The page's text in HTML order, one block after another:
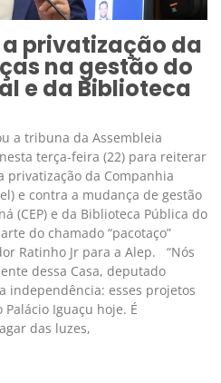
privatização da
na gestão do
e da Biblioteca
a tribuna da Assembleia
terça-feira (22) para reiterar
privatização da Companhia
e contra a mudança de gestão
(CEP) e da Biblioteca Pública do
do chamado “pacotaço”
Ratinho Jr para a Alep. “Nós
dessa Casa, deputado
independência: esses projetos
Iguaçu hoje. É
das luzes,